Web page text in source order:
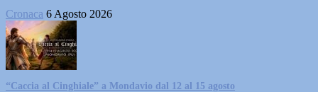
Cronaca 6 Agosto 2026
“Caccia al Cinghiale” a Mondavio dal 12 al 15 agosto